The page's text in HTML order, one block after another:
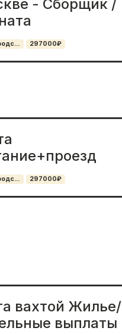
- Сборщик /
297000₽
297000₽
вахтой Жилье/
выплаты